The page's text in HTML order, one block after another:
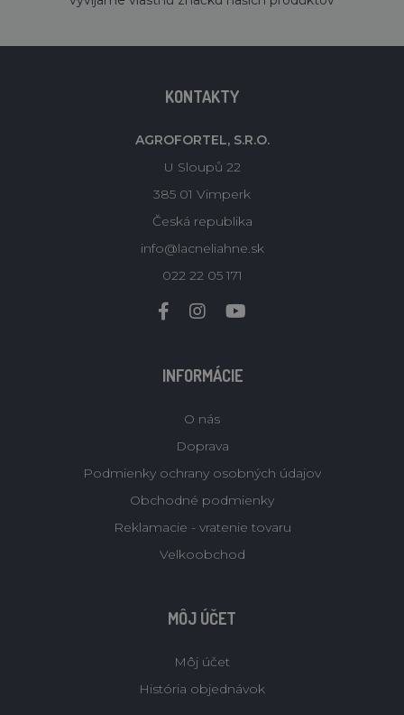
KONTAKTY
AGROFORTEL, S.R.O.
U Sloupů 22
385 01 Vimperk
Česká republika
info@lacneliahne.sk
022 22 05 171
INFORMÁCIE
O nás
Doprava
Podmienky ochrany osobných údajov
Obchodné podmienky
Reklamacie - vratenie tovaru
Velkoobchod
MÔJ ÚČET
Môj účet
História objednávok